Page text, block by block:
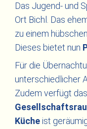
Das Jugend- und
Ort Bichl. Das
zu einem
Dieses bietet nun
Für die
unterschiedlicher
Zudem verfügt
Kücheist